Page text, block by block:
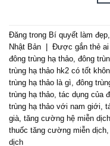
Đăng trong Bí quyết làm đẹp
Nhật Bản
Được gắn thẻ
đông trùng hạ thảo đông
trùng hạ thảo hk2 có tốt
trùng hạ thảo là gì đông
trùng hạ thảo tác dụng của
trùng hạ thảo với nam giới
già tăng cường hệ miễn
thuốc tăng cường miễn dịch
dịch